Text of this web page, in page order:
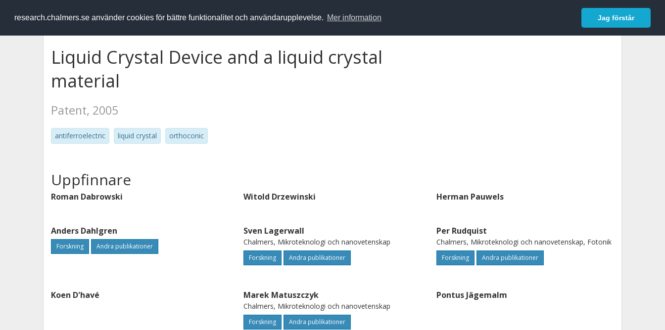
research.chalmers.se använder cookies för bättre funktionalitet och användarupplevelse. Mer information Jag förstår
RESEARCH.chalmers.se Logga in
Liquid Crystal Device and a liquid crystal
material
Patent, 2005
antiferroelectric liquid crystal orthoconic
Uppfinnare
Roman Dabrowski Witold Drzewinski Herman Pauwels
Anders Dahlgren
Forskning Andra publikationer
Sven Lagerwall
Chalmers, Mikroteknologi och nanovetenskap
Forskning Andra publikationer
Per Rudquist
Chalmers, Mikroteknologi och nanovetenskap, Fotonik
Forskning Andra publikationer
Koen D'havé Marek Matuszczyk
Chalmers, Mikroteknologi och nanovetenskap
Forskning Andra publikationer
Pontus Jägemalm